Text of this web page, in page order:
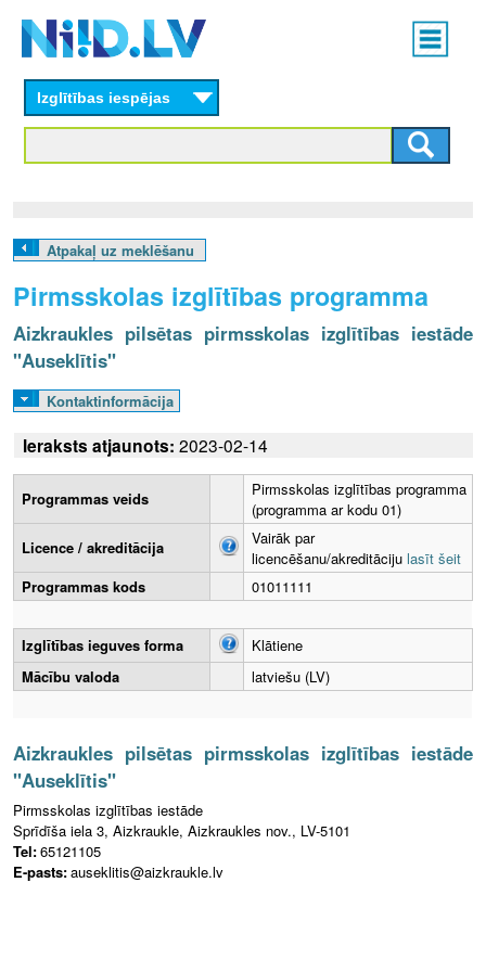
content
Main
menu
L
V
Izglītības iespējas
Atpakaļ uz meklēšanu
Pirmsskolas izglītības programma
Aizkraukles pilsētas pirmsskolas izglītības iestāde
"Auseklītis"
Kontaktinformācija
Ieraksts atjaunots: 2023-02-14
Programmas veids
Pirmsskolas izglītības programma
(programma ar kodu 01)
Licence / akreditācija
Vairāk par
licencēšanu/akreditāciju lasīt šeit
Programmas kods
01011111
Izglītības ieguves forma
Klātiene
Mācību valoda
latviešu (LV)
Aizkraukles pilsētas pirmsskolas izglītības iestāde
"Auseklītis"
Pirmsskolas izglītības iestāde
Sprīdīša iela 3, Aizkraukle, Aizkraukles nov., LV-5101
Tel:65121105
E-pasts:auseklitis@aizkraukle.lv